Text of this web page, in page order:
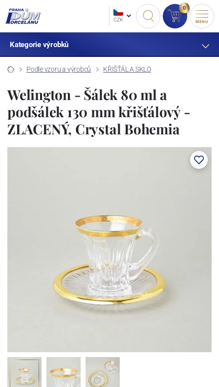
CZK
0
MENU
Kategorie výrobků
Podle vzoru a výrobců KŘIŠŤÁL A SKLO
Welington - Šálek 80 ml a
podšálek 130 mm křišťálový -
ZLACENÝ, Crystal Bohemia